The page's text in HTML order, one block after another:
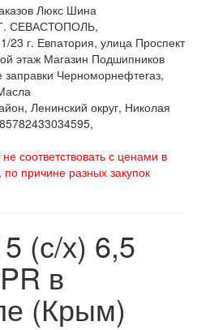
Люкс Шина
СЕВАСТОПОЛЬ,
г. Евпатория, улица Проспект
этаж Магазин Подшипников
Черноморнефтегаз,
Ленинский округ, Николая
соответствовать с ценами в
причине разных закупок
(с/х) 6,5
в
(Крым)